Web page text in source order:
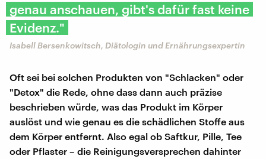
genau anschauen, gibt's dafür fast keine
Evidenz."
Isabell Bersenkowitsch, Diätologin und Ernährungsexpertin
Oft sei bei solchen Produkten von "Schlacken" oder
"Detox" die Rede, ohne dass dann auch präzise
beschrieben würde, was das Produkt im Körper
auslöst und wie genau es die schädlichen Stoffe aus
dem Körper entfernt. Also egal ob Saftkur, Pille, Tee
oder Pflaster – die Reinigungsversprechen dahinter